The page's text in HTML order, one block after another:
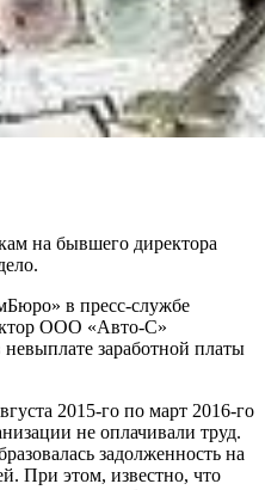
на бывшего директора
в пресс-службе
ООО «Авто-С»
заработной платы
2015-го по март 2016-го
не оплачивали труд.
задолженность на
При этом, известно, что